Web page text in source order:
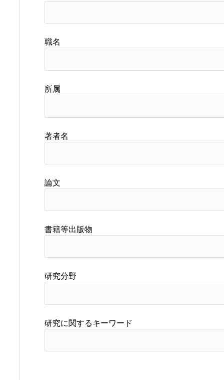
職名
所属
著者名
論文
書籍等出版物
研究分野
研究に関するキーワード